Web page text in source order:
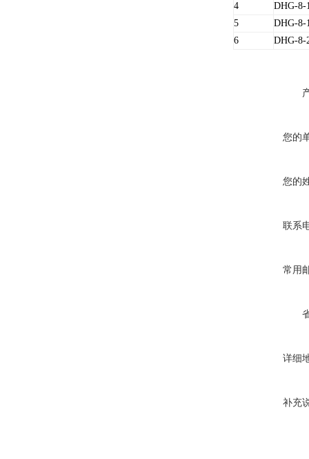
4
DHG-8-
5
DHG-8-
6
DHG-8-
您的
您的
联系
常用
详细
补充